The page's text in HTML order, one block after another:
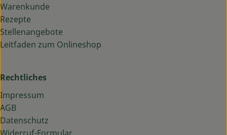
Warenkunde
Rezepte
Stellenangebote
Leitfaden zum Onlineshop
Rechtliches
Impressum
AGB
Datenschutz